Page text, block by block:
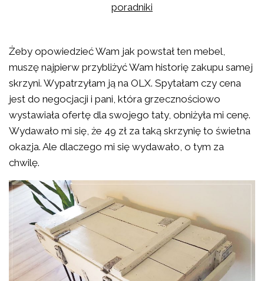
poradniki
Żeby opowiedzieć Wam jak powstał ten mebel,
muszę najpierw przybliżyć Wam historię zakupu samej
skrzyni. Wypatrzyłam ją na OLX. Spytałam czy cena
jest do negocjacji i pani, która grzecznościowo
wystawiała ofertę dla swojego taty, obniżyła mi cenę.
Wydawało mi się, że 49 zł za taką skrzynię to świetna
okazja. Ale dlaczego mi się wydawało, o tym za
chwilę.